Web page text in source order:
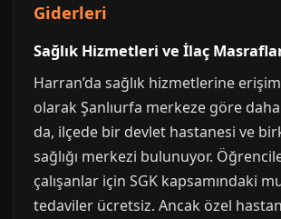
Giderleri
Sağlık Hizmetleri ve İlaç
Harran’da sağlık hizmetlerine
olarak Şanlıurfa merkeze göre daha
da, ilçede bir devlet hastanesi ve
sağlığı merkezi bulunuyor.
çalışanlar için SGK kapsamındaki
tedaviler ücretsiz. Ancak özel